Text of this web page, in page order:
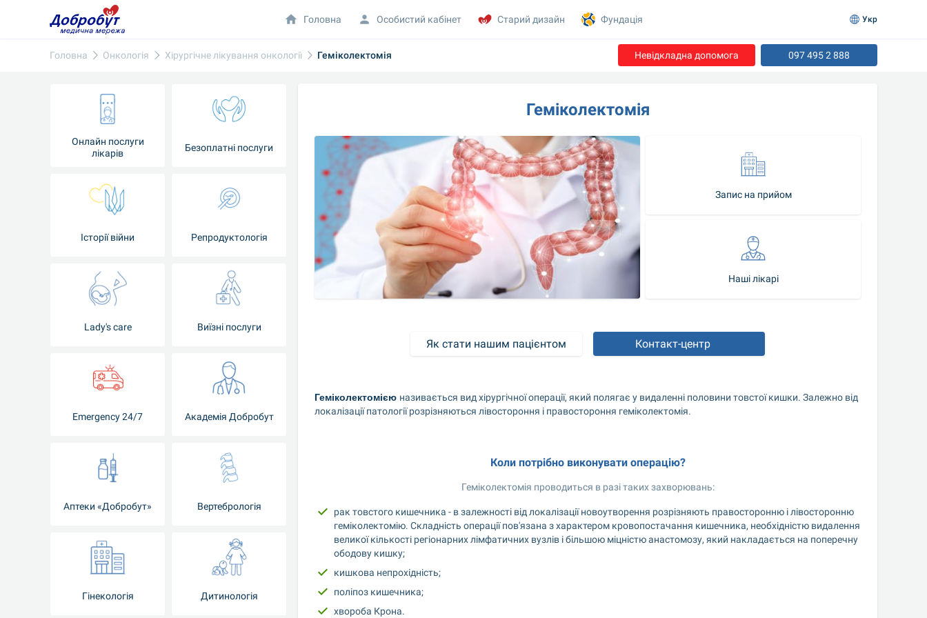
Головна Онкологія Хірургічне лікування онкології Геміколектомія Невідкладна допомога 097 495 2 888
Онлайн послуги
лікарів
Безоплатні послуги
Історії війни Репродуктологія
Lady's care Виїзні послуги
Emergency 24/7 Академія Добробут
Аптеки «Добробут» Вертебрологія
Гінекологія Дитинологія
Геміколектомія
Запис на прийом
Наші лікарі
Як стати нашим пацієнтом Контакт-центр
Геміколектомією називається вид хірургічної операції, який полягає у видаленні половини товстої кишки. Залежно від
локалізації патології розрізняються лівостороння і правостороння геміколектомія.
Коли потрібно виконувати операцію?
Геміколектомія проводиться в разі таких захворювань:
рак товстого кишечника - в залежності від локалізації новоутворення розрізняють правосторонню і лівосторонню
геміколектомію. Складність операції пов'язана з характером кровопостачання кишечника, необхідністю видалення
великої кількості регіонарних лімфатичних вузлів і більшою міцністю анастомозу, який накладається на поперечну
ободову кишку;
кишкова непрохідність;
поліпоз кишечника;
хвороба Крона.
Головна Особистий кабінет Старий дизайн Фундація Укр